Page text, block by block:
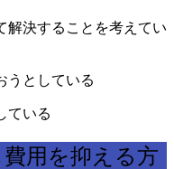
解決することを考えてい
うとしている
ている
用を抑える方